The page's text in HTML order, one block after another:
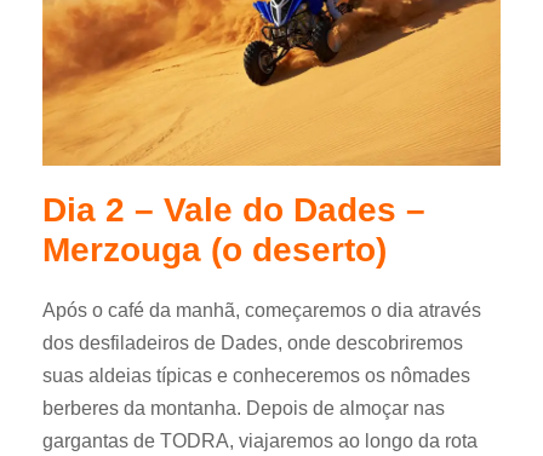
Dia 2 – Vale do Dades –
Merzouga (o deserto)
Após o café da manhã, começaremos o dia através
dos desfiladeiros de Dades, onde descobriremos
suas aldeias típicas e conheceremos os nômades
berberes da montanha. Depois de almoçar nas
gargantas de TODRA, viajaremos ao longo da rota